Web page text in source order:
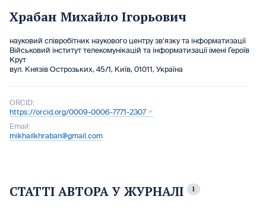
Храбан Михайло Ігорьович
науковий співробітник наукового центру зв’язку та інформатизації
Військовий інститут телекомунікацій та інформатизації імені Героїв
Крут
вул. Князів Острозьких, 45/1, Київ, 01011, Україна
ORCID:
https://orcid.org/0009-0006-7771-2307
Email:
mikhailkhraban@gmail.com
СТАТТІ АВТОРА У ЖУРНАЛІ 1